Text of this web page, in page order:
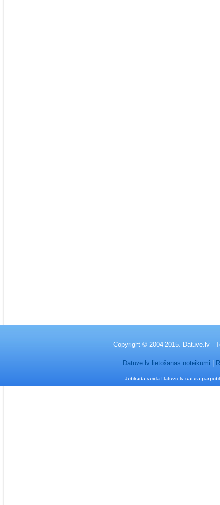
Copyright © 2004-2015, Datuve.lv -
Datuve.lv lietošanas noteikumi
Jebkāda veida Datuve.lv satura